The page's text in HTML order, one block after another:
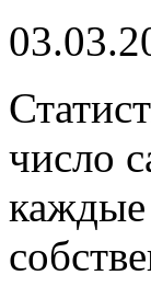
число
каждые